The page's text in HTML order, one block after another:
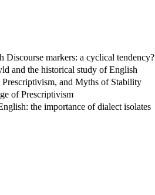
Discourse markers: a cyclical tendency?
and the historical study of English
and Myths of Stability
of Prescriptivism
the importance of dialect isolates